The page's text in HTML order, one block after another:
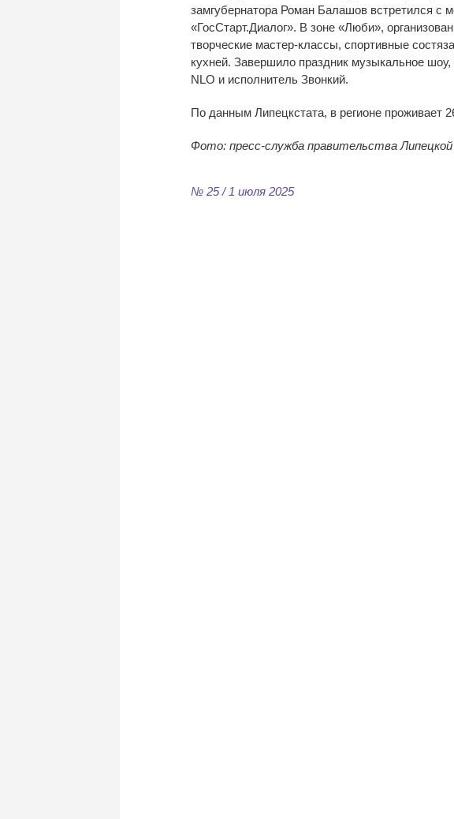
замгубернатора Роман Балашов встретился с
«ГосСтарт.Диалог». В зоне «Люби»,
творческие мастер-классы, спортивные
кухней. Завершило праздник музыкальное шоу,
NLO и исполнитель Звонкий.
По данным Липецкстата, в регионе проживает
Фото: пресс-служба правительства
№ 25 / 1 июля 2025